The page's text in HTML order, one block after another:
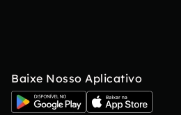
Baixe Nosso Aplicativo